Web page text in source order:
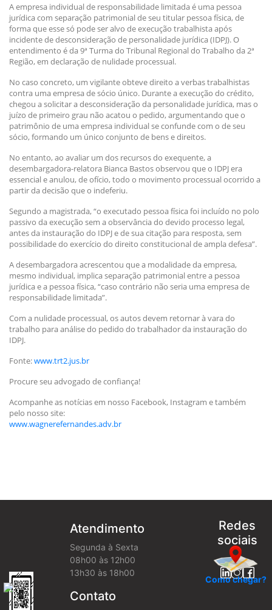
A empresa individual de responsabilidade limitada é uma pessoa
jurídica com separação patrimonial de seu titular pessoa física, de
forma que esse só pode ser alvo de execução trabalhista após
incidente de desconsideração de personalidade jurídica (IDPJ). O
entendimento é da 9ª Turma do Tribunal Regional do Trabalho da 2ª
Região, em declaração de nulidade processual.
No caso concreto, um vigilante obteve direito a verbas trabalhistas
contra uma empresa de sócio único. Durante a execução do crédito,
chegou a solicitar a desconsideração da personalidade jurídica, mas o
juízo de primeiro grau não acatou o pedido, argumentando que o
patrimônio de uma empresa individual se confunde com o de seu
sócio, formando um único conjunto de bens e direitos.
No entanto, ao avaliar um dos recursos do exequente, a
desembargadora-relatora Bianca Bastos observou que o IDPJ era
essencial e anulou, de ofício, todo o movimento processual ocorrido a
partir da decisão que o indeferiu.
Segundo a magistrada, “o executado pessoa física foi incluído no polo
passivo da execução sem a observância do devido processo legal,
antes da instauração do IDPJ e de sua citação para resposta, sem
possibilidade do exercício do direito constitucional de ampla defesa”.
A desembargadora acrescentou que a modalidade da empresa,
mesmo individual, implica separação patrimonial entre a pessoa
jurídica e a pessoa física, “caso contrário não seria uma empresa de
responsabilidade limitada”.
Com a nulidade processual, os autos devem retornar à vara do
trabalho para análise do pedido do trabalhador da instauração do
IDPJ.
Fonte:www.trt2.jus.br
Procure seu advogado de confiança!
Acompanhe as notícias em nosso Facebook, Instagram e também
pelo nosso site:
www.wagnerefernandes.adv.br
Como chegar?
Atendimento
Segunda à Sexta
08h00 às 12h00
13h30 às 18h00
Contato
Redes
sociais